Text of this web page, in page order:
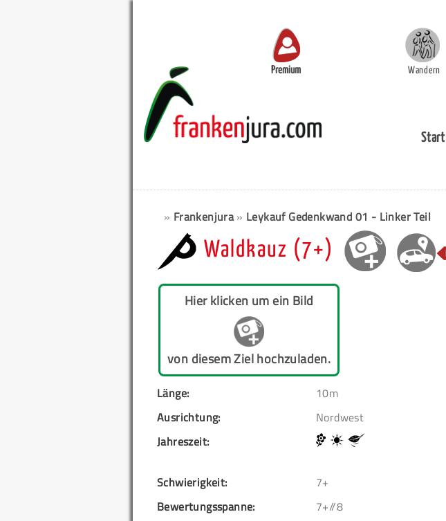
Premium Wandern
Start
» Frankenjura» Leykauf Gedenkwand 01 - Linker Teil
Waldkauz (7+)
Hier klicken um ein Bild
von diesem Ziel hochzuladen.
Länge:
10m
Ausrichtung:
Nordwest
Jahreszeit:
Schwierigkeit:
7+
Bewertungsspanne:
7+//8